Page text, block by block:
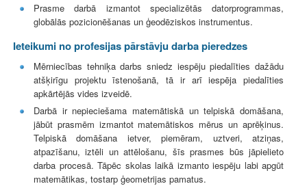
Prasme darbā izmantot specializētās datorprogrammas,
globālās pozicionēšanas un ģeodēziskos instrumentus.
Ieteikumi no profesijas pārstāvju darba pieredzes
Mērniecības tehniķa darbs sniedz iespēju piedalīties dažādu
atšķirīgu projektu īstenošanā, tā ir arī iespēja piedalīties
apkārtējās vides izveidē.
Darbā ir nepieciešama matemātiskā un telpiskā domāšana,
jābūt prasmēm izmantot matemātiskos mērus un aprēķinus.
Telpiskā domāšana ietver, piemēram, uztveri, atziņas,
atpazīšanu, iztēli un attēlošanu, šīs prasmes būs jāpielieto
darba procesā. Tāpēc skolas laikā izmanto iespēju labi apgūt
matemātikas, tostarp ģeometrijas pamatus.